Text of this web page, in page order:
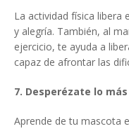
La actividad física libera
y alegría. También, al
ejercicio, te ayuda a
capaz de afrontar las
7. Desperézate lo
Aprende de tu mascota